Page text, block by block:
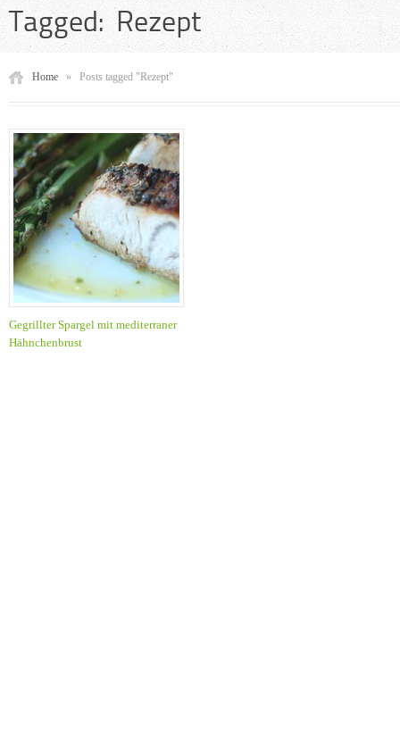
Tagged: Rezept
Home » Posts tagged "Rezept"
Gegrillter Spargel mit mediterraner
Hähnchenbrust